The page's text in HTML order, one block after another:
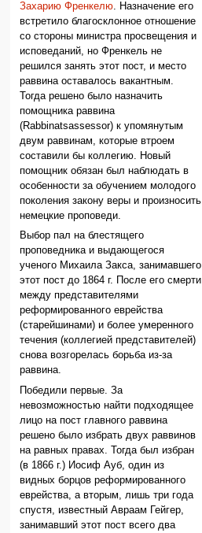
Захарию Френкелю. Назначение его
встретило благосклонное отношение
со стороны министра просвещения и
исповеданий, но Френкель не
решился занять этот пост, и место
раввина оставалось вакантным.
Тогда решено было назначить
помощника раввина
(Rabbinatsassessor) к упомянутым
двум раввинам, которые втроем
составили бы коллегию. Новый
помощник обязан был наблюдать в
особенности за обучением молодого
поколения закону веры и произносить
немецкие проповеди.
Выбор пал на блестящего
проповедника и выдающегося
ученого Михаила Закса, занимавшего
этот пост до 1864 г. После его смерти
между представителями
реформированного еврейства
(старейшинами) и более умеренного
течения (коллегией представителей)
снова возгорелась борьба из-за
раввина.
Победили первые. За
невозможностью найти подходящее
лицо на пост главного раввина
решено было избрать двух раввинов
на равных правах. Тогда был избран
(в 1866 г.) Иосиф Ауб, один из
видных борцов реформированного
еврейства, а вторым, лишь три года
спустя, известный Авраам Гейгер,
занимавший этот пост всего два